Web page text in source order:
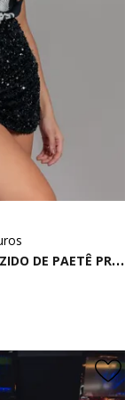
S
HORT SAIA COM FRANZIDO DE PAETÊ PRETO